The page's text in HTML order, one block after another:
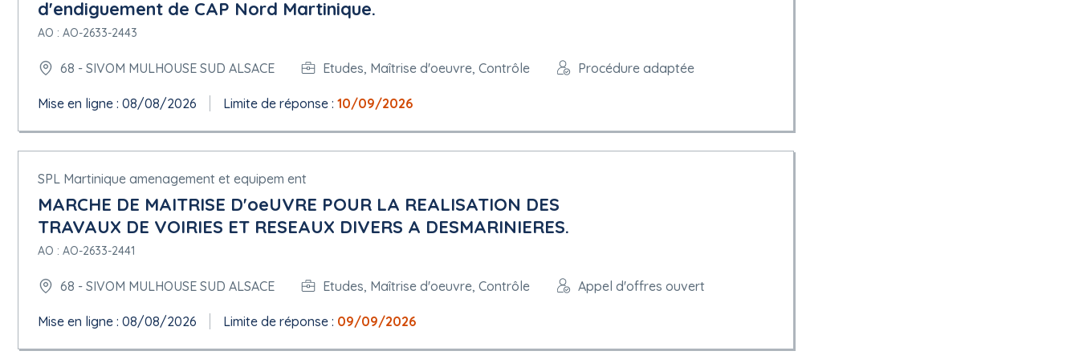
Téléphone : +33 389432130
Adresse internet :
Profil de l'acheteur :https://sivom-mulhouse.e-marchespublics.com
Acheteur
Organisation chargée des procédures de médiation
Nom officiel : Tribunal Administratif de Strasbourg
Numéro d'enregistrement : 17670005200010
Adresse postale : 31 Avenue de la Paix
Ville : Strasbourg
Code postal : 67070
Pays : France
Téléphone : 0388212323
Organisation chargée des procédures de recours
d'endiguement de CAP Nord Martinique.
AO : AO-2633-2443
68 - SIVOM MULHOUSE SUD ALSACE Etudes, Maîtrise d'oeuvre, Contrôle Procédure adaptée
Mise en ligne : 08/08/2026 Limite de réponse : 10/09/2026
SPL Martinique amenagement et equipem ent
MARCHE DE MAITRISE D'oeUVRE POUR LA REALISATION DES
TRAVAUX DE VOIRIES ET RESEAUX DIVERS A DESMARINIERES.
AO : AO-2633-2441
68 - SIVOM MULHOUSE SUD ALSACE Etudes, Maîtrise d'oeuvre, Contrôle Appel d'offres ouvert
Mise en ligne : 08/08/2026 Limite de réponse : 09/09/2026